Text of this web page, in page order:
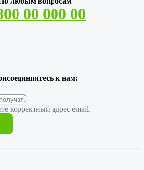
00 000 00
к нам:
корректный адрес email.